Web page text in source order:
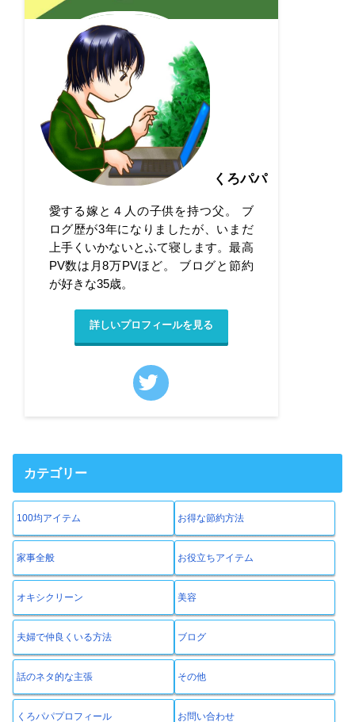
くろパパ
愛する嫁と４人の子供を持つ父。 ブ
ログ歴が3年になりましたが、いまだ
上手くいかないとふて寝します。最高
PV数は月8万PVほど。 ブログと節約
が好きな35歳。
詳しいプロフィールを見る
カテゴリー
100均アイテム お得な節約方法
家事全般 お役立ちアイテム
オキシクリーン 美容
夫婦で仲良くいる方法 ブログ
話のネタ的な主張 その他
くろパパプロフィール お問い合わせ